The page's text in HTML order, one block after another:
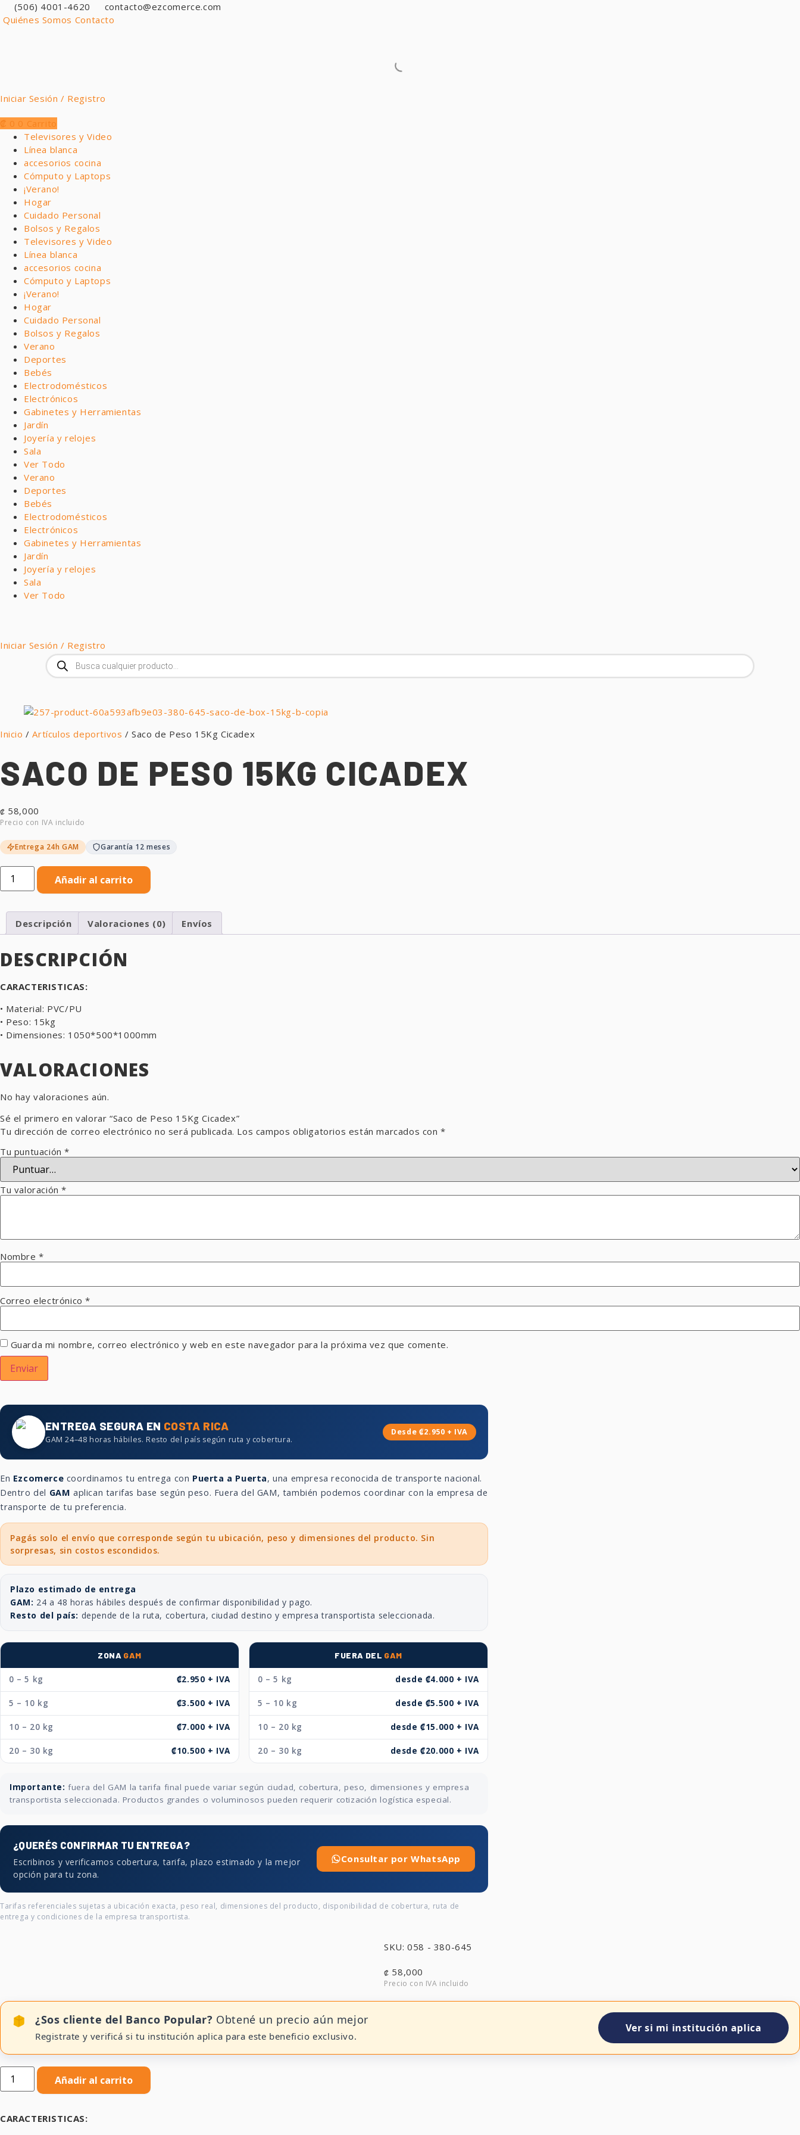
al
(506) 4001-4620
contacto@ezcomerce.com
Quiénes Somos Contacto
Iniciar Sesión / Registro
₡ 0 0 Carrito
Televisores y Video
Línea blanca
accesorios cocina
Cómputo y Laptops
¡Verano!
Hogar
Cuidado Personal
Bolsos y Regalos
Televisores y Video
Línea blanca
accesorios cocina
Cómputo y Laptops
¡Verano!
Hogar
Cuidado Personal
Bolsos y Regalos
Verano
Deportes
Bebés
Electrodomésticos
Electrónicos
Gabinetes y Herramientas
Jardín
Joyería y relojes
Sala
Ver Todo
Verano
Deportes
Bebés
Electrodomésticos
Electrónicos
Gabinetes y Herramientas
Jardín
Joyería y relojes
Sala
Ver Todo
Iniciar Sesión / Registro
Búsqueda
de
productos
Inicio /Artículos deportivos / Saco de Peso 15Kg Cicadex
SACO DE PESO 15KG CICADEX
₡ 58,000
Entrega 24h GAM Garantía 12 meses
Saco
Peso
cantidad
Añadir al carrito
Descripción Valoraciones (0) Envíos
DESCRIPCIÓN
CARACTERISTICAS:
• Material: PVC/PU
• Peso: 15kg
• Dimensiones: 1050*500*1000mm
VALORACIONES
No hay valoraciones aún.
Sé el primero en valorar “Saco de Peso 15Kg Cicadex”
Tu dirección de correo electrónico no será publicada. Los campos obligatorios están marcados con*
Tu puntuación*
Tu valoración*
Nombre*
Correo electrónico*
Guarda mi nombre, correo electrónico y web en este navegador para la próxima vez que comente.
ENTREGA SEGURA EN COSTA RICA
GAM 24–48 horas hábiles. Resto del país según ruta y cobertura.
Desde ₡2.950 + IVA
En Ezcomerce coordinamos tu entrega con Puerta a Puerta, una empresa reconocida de transporte nacional.
Dentro del GAM aplican tarifas base según peso. Fuera del GAM, también podemos coordinar con la empresa de
transporte de tu preferencia.
Pagás solo el envío que corresponde según tu ubicación, peso y dimensiones del producto. Sin
sorpresas, sin costos escondidos.
Plazo estimado de entrega
GAM: 24 a 48 horas hábiles después de confirmar disponibilidad y pago.
Resto del país: depende de la ruta, cobertura, ciudad destino y empresa transportista seleccionada.
ZONA GAM
0 – 5 kg ₡2.950 + IVA
5 – 10 kg ₡3.500 + IVA
10 – 20 kg ₡7.000 + IVA
20 – 30 kg ₡10.500 + IVA
FUERA DEL GAM
0 – 5 kg desde ₡4.000 + IVA
5 – 10 kg desde ₡5.500 + IVA
10 – 20 kg desde ₡15.000 + IVA
20 – 30 kg desde ₡20.000 + IVA
Importante: fuera del GAM la tarifa final puede variar según ciudad, cobertura, peso, dimensiones y empresa
transportista seleccionada. Productos grandes o voluminosos pueden requerir cotización logística especial.
¿QUERÉS CONFIRMAR TU ENTREGA?
Escribinos y verificamos cobertura, tarifa, plazo estimado y la mejor
opción para tu zona.
Consultar por WhatsApp
Tarifas referenciales sujetas a ubicación exacta, peso real, dimensiones del producto, disponibilidad de cobertura, ruta de
entrega y condiciones de la empresa transportista.
SKU: 058 - 380-645
₡ 58,000
¿Sos cliente del Banco Popular? Obtené un precio aún mejor
Registrate y verificá si tu institución aplica para este beneficio exclusivo.
Ver si mi institución aplica
Saco
Peso
cantidad
Añadir al carrito
CARACTERISTICAS: